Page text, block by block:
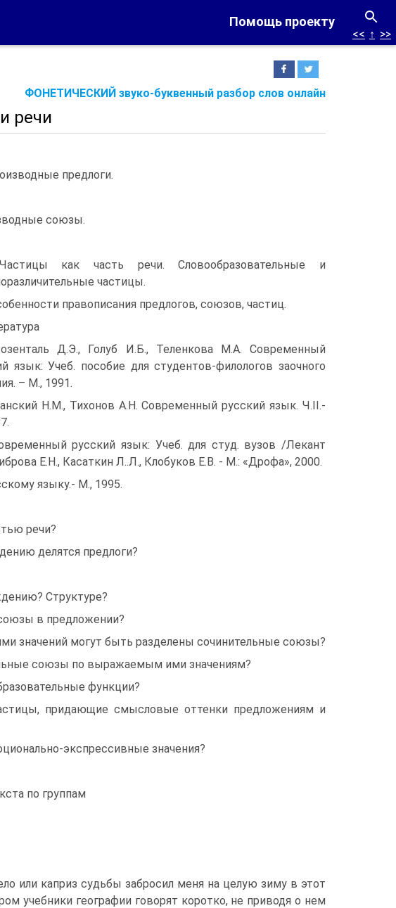
Помощь проекту
ФОНЕТИЧЕСКИЙ звуко-буквенный разбор слов онлайн
<< ↑ >>
речи
предлоги.
союзы.
как часть речи. Словообразовательные и
частицы.
правописания предлогов, союзов, частиц.
Д.Э., Голуб И.Б., Теленкова М.А. Современный
язык: Учеб. пособие для студентов-филологов заочного
– М., 1991.
Н.М., Тихонов А.Н. Современный русский язык. Ч.II.-
русский язык: Учеб. для студ. вузов /Лекант
Е.Н., Касаткин Л..Л., Клобуков Е.В. - М.: «Дрофа», 2000.
языку.- М., 1995.
речи?
делятся предлоги?
Структуре?
в предложении?
значений могут быть разделены сочинительные союзы?
союзы по выражаемым ими значениям?
функции?
придающие смысловые оттенки предложениям и
экспрессивные значения?
по группам
или каприз судьбы забросил меня на целую зиму в этот
учебники географии говорят коротко, не приводя о нем